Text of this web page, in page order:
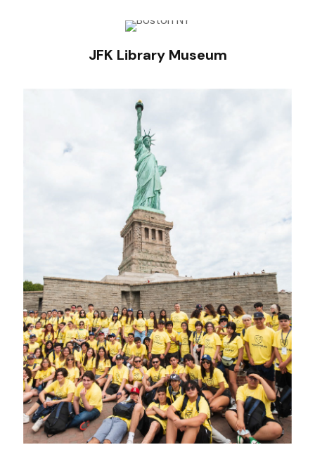
JFK Library Museum